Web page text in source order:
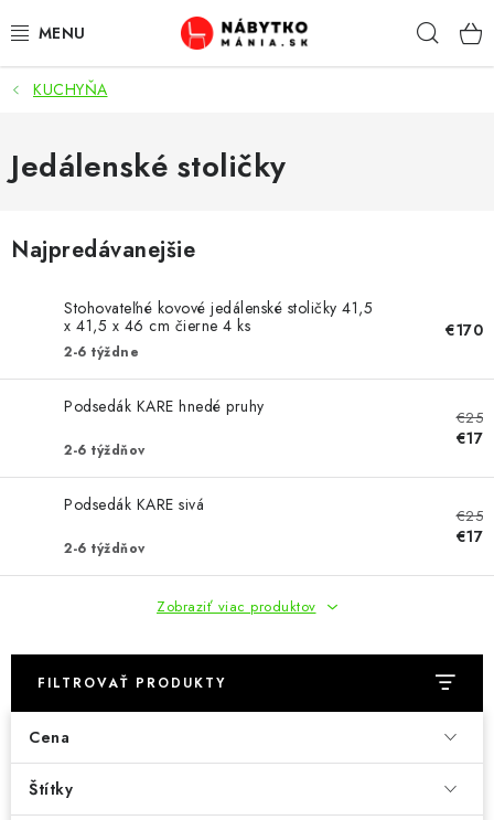
na
VÝPREDAJ
NOVINKY
KUCHYŇA
SPÁĽŇA
PREDSIENE
PRACOVŇA / KANCELÁRIA
KÚPEĽŇA
DETSKÉ A ŠTUDENTSKÉ
DOPLNKY A DEKORÁCIE
Kontakty
Registrace
KUCHYŇA
Jedálenské stoličky
Najpredávanejšie
Stohovateľné kovové jedálenské stoličky 41,5
x 41,5 x 46 cm čierne 4 ks
2-6 týždne
€170
Podsedák KARE hnedé pruhy
2-6 týždňov
€25
€17
Podsedák KARE sivá
2-6 týždňov
€25
€17
Zobraziť viac produktov
FILTROVAŤ PRODUKTY
Cena
Štítky